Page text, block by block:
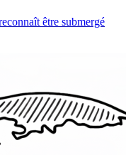
être submergé